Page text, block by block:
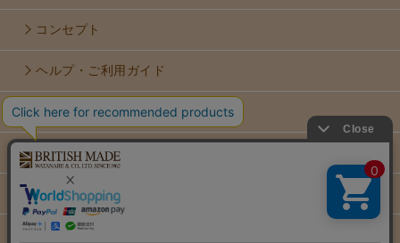
コンセプト
ヘルプ・ご利用ガイド
お問い合せ
利用規約
個人情報保護方針
特定商取引法に基づく表示